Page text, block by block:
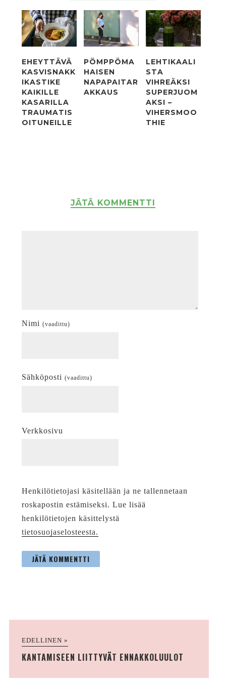
EHEYTTÄVÄ
KASVISNAKK
IKASTIKE
KAIKILLE
KASARILLA
TRAUMATIS
OITUNEILLE
PÖMPPÖMA
HAISEN
NAPAPAITAR
AKKAUS
LEHTIKAALI
STA
VIHREÄKSI
SUPERJUOM
AKSI –
VIHERSMOO
THIE
JÄTÄ KOMMENTTI
Nimi (vaadittu)
Sähköposti (vaadittu)
Verkkosivu
Henkilötietojasi käsitellään ja ne tallennetaan
roskapostin estämiseksi. Lue lisää
henkilötietojen käsittelystä
tietosuojaselosteesta.
EDELLINEN »
KANTAMISEEN LIITTYVÄT ENNAKKOLUULOT